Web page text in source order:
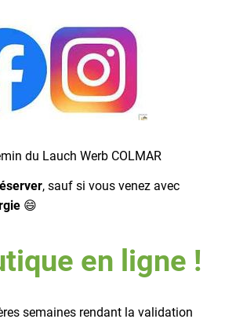
du Lauch Werb COLMAR
, sauf si vous venez avec
😄
en ligne !
semaines rendant la validation